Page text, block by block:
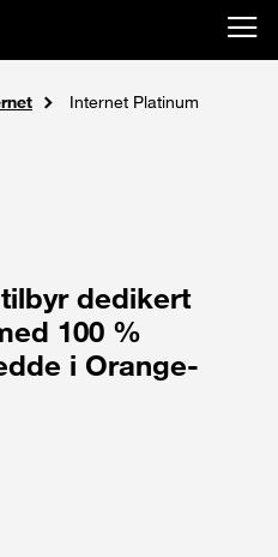
Internet Platinum
dedikert
100 %
i Orange-